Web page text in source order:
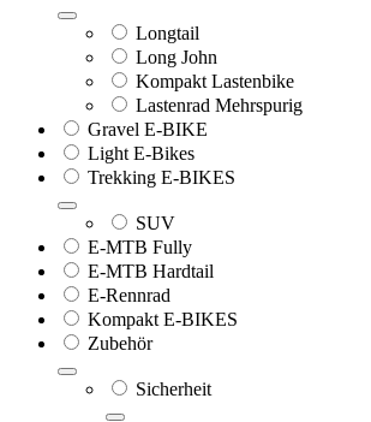
Longtail
Long John
Kompakt Lastenbike
Lastenrad Mehrspurig
Gravel E-BIKE
Light E-Bikes
Trekking E-BIKES
SUV
E-MTB Fully
E-MTB Hardtail
E-Rennrad
Kompakt E-BIKES
Zubehör
Sicherheit